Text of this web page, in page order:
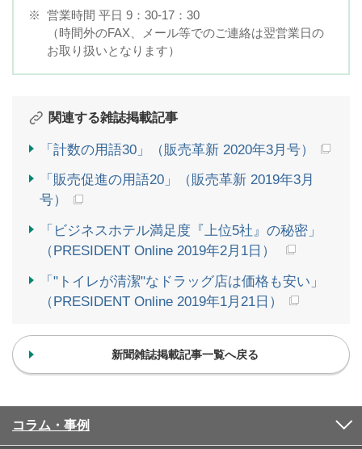
※ 営業時間 平日 9：30-17：30
（時間外のFAX、メール等でのご連絡は翌営業日の
お取り扱いとなります）
関連する雑誌掲載記事
「計数の用語30」（販売革新 2020年3月号）
「販売促進の用語20」（販売革新 2019年3月
号）
「ビジネスホテル満足度『上位5社』の秘密」
（PRESIDENT Online 2019年2月1日）
「"トイレが清潔"なドラッグ店は価格も安い」
（PRESIDENT Online 2019年1月21日）
新聞雑誌掲載記事一覧へ戻る
コラム・事例